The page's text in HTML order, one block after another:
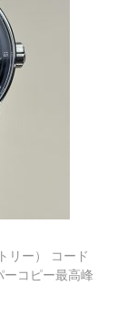
リー） コード
コピー最高峰